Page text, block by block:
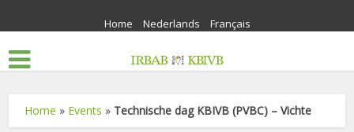
Home Nederlands Français
Home » Events » Technische dag KBIVB (PVBC) – Vichte